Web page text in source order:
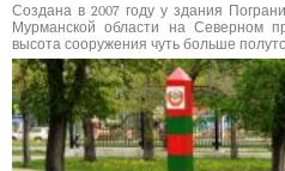
Создана в 2007 году у здания
Мурманской области на Северном
высота сооружения чуть больше